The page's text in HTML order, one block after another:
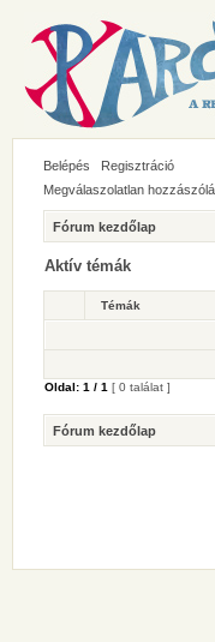
Belépés
Regisztráció
Megválaszolatlan
Fórum kezdőlap
Aktív témák
Témák
Oldal: 1 / 1 [ 0 találat ]
Fórum kezdőlap